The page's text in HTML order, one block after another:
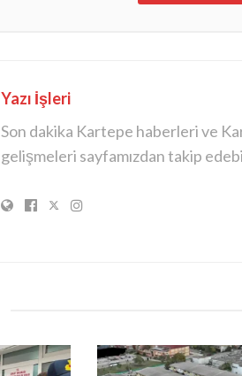
Yazı İşleri
Son dakika Kartepe haberleri ve
gelişmeleri sayfamızdan takip